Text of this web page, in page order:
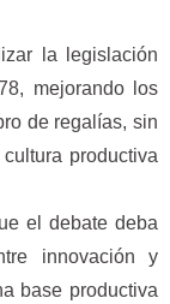
la legislación
mejorando los
de regalías, sin
productiva
el debate deba
innovación y
base productiva